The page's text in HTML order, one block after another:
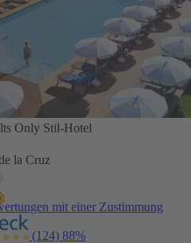
Only Stil-Hotel
la Cruz
mit einer Zustimmung
(124) 88%